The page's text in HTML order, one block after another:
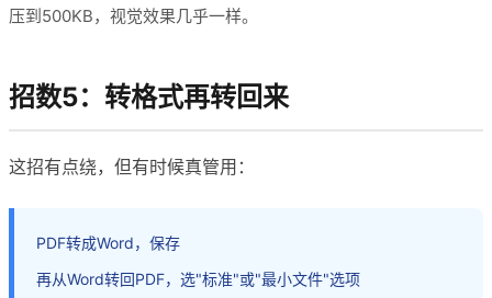
压到500KB，视觉效果几乎一样。
招数5：转格式再转回来
这招有点绕，但有时候真管用：
PDF转成Word，保存
再从Word转回PDF，选"标准"或"最小文件"选项